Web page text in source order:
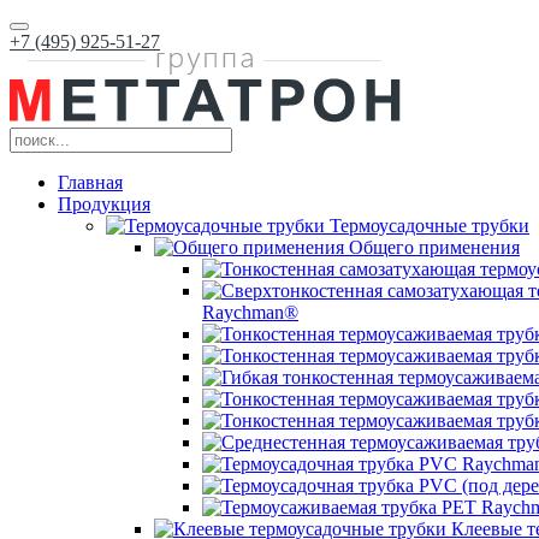
+7 (495) 925-51-27
Главная
Продукция
Термоусадочные трубки
Общего применения
Raychman®
Клеевые